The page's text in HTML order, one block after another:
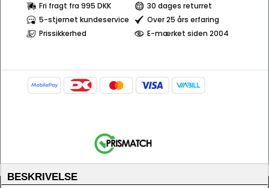
Fri fragt fra 995 DKK
30 dages returret
5-stjernet kundeservice
Over 25 års erfaring
Prissikkerhed
E-mærket siden 2004
BESKRIVELSE